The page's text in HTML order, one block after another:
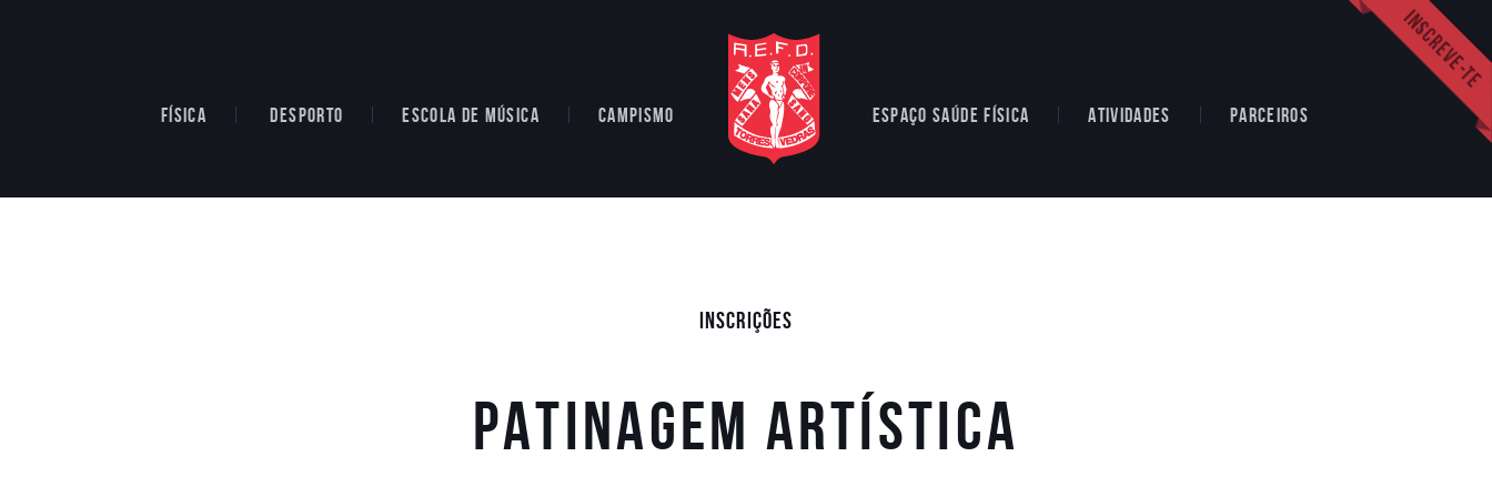
FÍSICA DESPORTO ESCOLA DE MÚSICA CAMPISMO ESPAÇO SAÚDE FÍSICA ATIVIDADES PARCEIROS
Inscrições
Patinagem Artística